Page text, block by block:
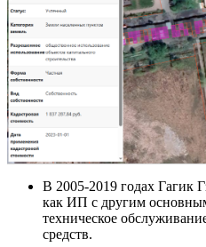
В 2005-2019 годах Гагик
как ИП с другим
техническое
средств.